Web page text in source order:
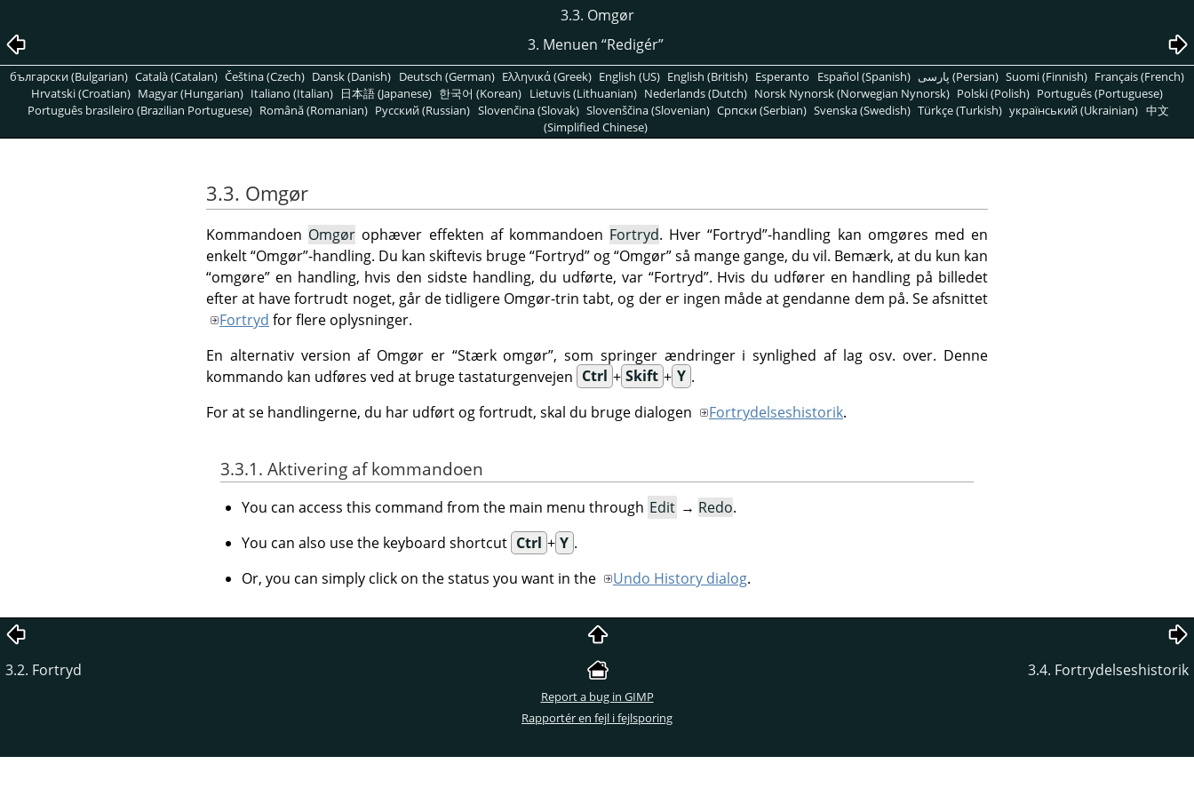
3.3. Omgør
3. Menuen “Redigér”
български (Bulgarian) Català (Catalan) Čeština (Czech) Dansk (Danish) Deutsch (German) Ελληνικά (Greek) English (US) English (British) Esperanto Español (Spanish) پارسی (Persian) Suomi (Finnish) Français (French)
Hrvatski (Croatian) Magyar (Hungarian) Italiano (Italian) 日本語 (Japanese) 한국어 (Korean) Lietuvis (Lithuanian) Nederlands (Dutch) Norsk Nynorsk (Norwegian Nynorsk) Polski (Polish) Português (Portuguese)
Português brasileiro (Brazilian Portuguese) Română (Romanian) Pусский (Russian) Slovenčina (Slovak) Slovenščina (Slovenian) Српски (Serbian) Svenska (Swedish) Türkçe (Turkish) український (Ukrainian) 中文
(Simplified Chinese)
3.3. Omgør
Kommandoen Omgør ophæver effekten af kommandoen Fortryd. Hver“Fortryd”-handling kan omgøres med en
enkelt“Omgør”-handling. Du kan skiftevis bruge“Fortryd” og“Omgør”så mange gange, du vil. Bemærk, at du kun kan
“omgøre” en handling, hvis den sidste handling, du udførte, var “Fortryd”. Hvis du udfører en handling på billedet
efter at have fortrudt noget, går de tidligere Omgør-trin tabt, og der er ingen måde at gendanne dem på. Se afsnittet
Fortryd for flere oplysninger.
En alternativ version af Omgør er “Stærk omgør”, som springer ændringer i synlighed af lag osv. over. Denne
kommando kan udføres ved at bruge tastaturgenvejen Ctrl + Skift + Y .
For at se handlingerne, du har udført og fortrudt, skal du bruge dialogen
Fortrydelseshistorik.
3.3.1. Aktivering af kommandoen
You can access this command from the main menu through Edit → Redo.
You can also use the keyboard shortcut Ctrl + Y .
Or, you can simply click on the status you want in the
Undo History dialog.
3.2. Fortryd 3.4. Fortrydelseshistorik
Report a bug in GIMP
Rapportér en fejl i fejlsporing